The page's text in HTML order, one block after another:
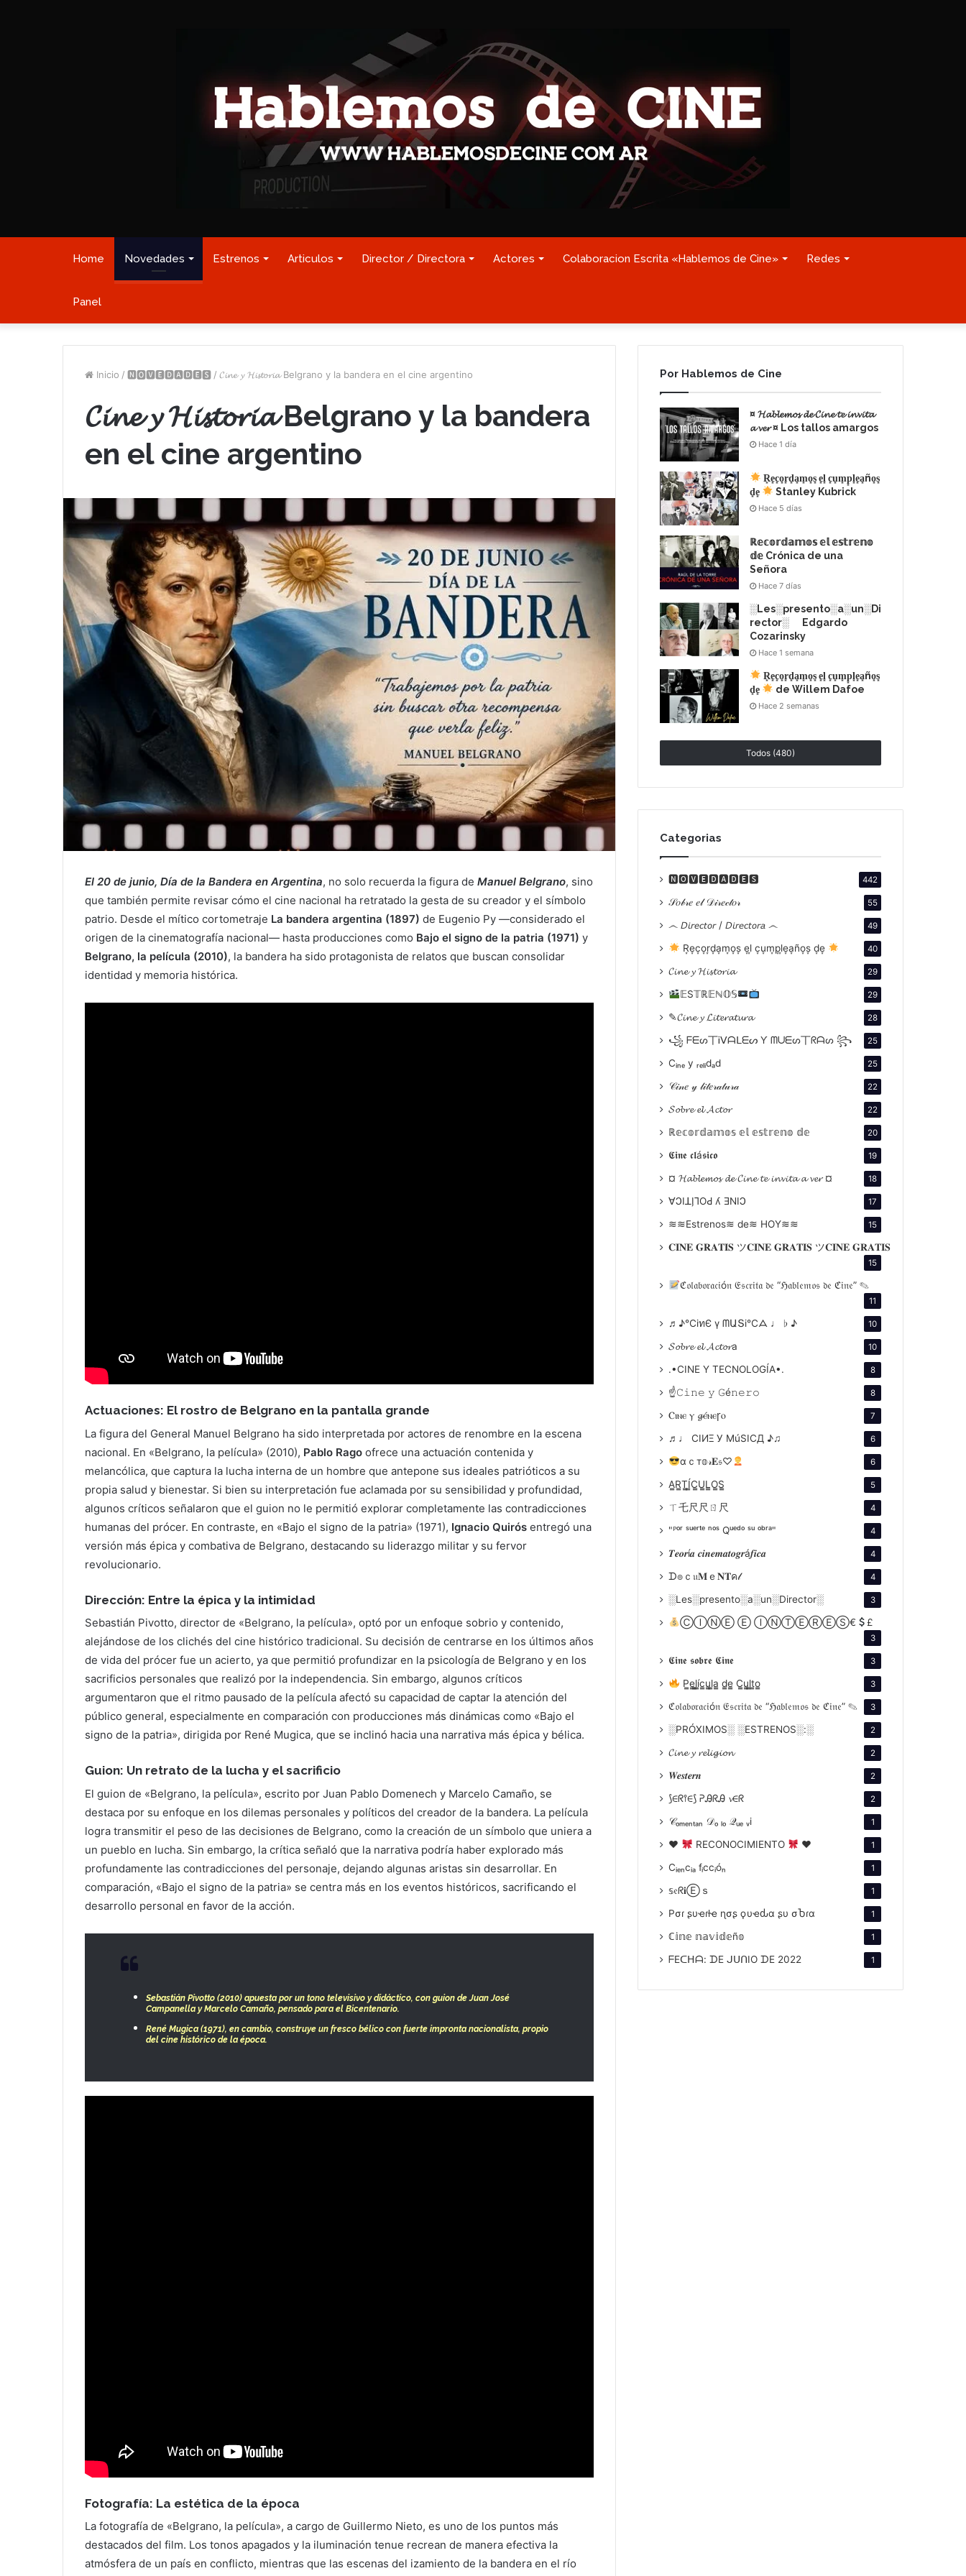
Home Novedades Estrenos Articulos Director / Directora Actores Colaboracion Escrita «Hablemos de Cine» Redes
Panel
Inicio / 🅽🅾🆅🅴🅳🅰🅳🅴🆂 / 𝓒𝓲𝓷𝓮 𝔂 𝓗𝓲𝓼𝓽𝓸𝓻𝓲𝓪 Belgrano y la bandera en el cine argentino
𝓒𝓲𝓷𝓮 𝔂 𝓗𝓲𝓼𝓽𝓸𝓻𝓲𝓪 Belgrano y la bandera
en el cine argentino
El 20 de junio, Día de la Bandera en Argentina, no solo recuerda la figura de Manuel Belgrano, sino
que también permite revisar cómo el cine nacional ha retratado la gesta de su creador y el símbolo
patrio. Desde el mítico cortometraje La bandera argentina (1897) de Eugenio Py —considerado el
origen de la cinematografía nacional— hasta producciones como Bajo el signo de la patria (1971) y
Belgrano, la película (2010), la bandera ha sido protagonista de relatos que buscan consolidar
identidad y memoria histórica.
Actuaciones: El rostro de Belgrano en la pantalla grande
La figura del General Manuel Belgrano ha sido interpretada por actores de renombre en la escena
nacional. En «Belgrano, la película» (2010), Pablo Rago ofrece una actuación contenida y
melancólica, que captura la lucha interna de un hombre que antepone sus ideales patrióticos a su
propia salud y bienestar. Si bien su interpretación fue aclamada por su sensibilidad y profundidad,
algunos críticos señalaron que el guion no le permitió explorar completamente las contradicciones
humanas del prócer. En contraste, en «Bajo el signo de la patria» (1971), Ignacio Quirós entregó una
versión más épica y combativa de Belgrano, destacando su liderazgo militar y su fervor
revolucionario.
Dirección: Entre la épica y la intimidad
Sebastián Pivotto, director de «Belgrano, la película», optó por un enfoque sobrio y contenido,
alejándose de los clichés del cine histórico tradicional. Su decisión de centrarse en los últimos años
de vida del prócer fue un acierto, ya que permitió profundizar en la psicología de Belgrano y en los
sacrificios personales que realizó por la independencia. Sin embargo, algunos críticos
argumentaron que el ritmo pausado de la película afectó su capacidad de captar la atención del
público general, especialmente en comparación con producciones más dinámicas como «Bajo el
signo de la patria», dirigida por René Mugica, que se inclinó hacia una narrativa más épica y bélica.
Guion: Un retrato de la lucha y el sacrificio
El guion de «Belgrano, la película», escrito por Juan Pablo Domenech y Marcelo Camaño, se
destaca por su enfoque en los dilemas personales y políticos del creador de la bandera. La película
logra transmitir el peso de las decisiones de Belgrano, como la creación de un símbolo que uniera a
un pueblo en lucha. Sin embargo, la crítica señaló que la narrativa podría haber explorado más
profundamente las contradicciones del personaje, dejando algunas aristas sin desarrollar. En
comparación, «Bajo el signo de la patria» se centra más en los eventos históricos, sacrificando el
desarrollo personal en favor de la acción.
Sebastián Pivotto (2010) apuesta por un tono televisivo y didáctico, con guion de Juan José
Campanella y Marcelo Camaño, pensado para el Bicentenario.
René Mugica (1971), en cambio, construye un fresco bélico con fuerte impronta nacionalista, propio
del cine histórico de la época.
Fotografía: La estética de la época
La fotografía de «Belgrano, la película», a cargo de Guillermo Nieto, es uno de los puntos más
destacados del film. Los tonos apagados y la iluminación tenue recrean de manera efectiva la
atmósfera de un país en conflicto, mientras que las escenas del izamiento de la bandera en el río
Por Hablemos de Cine
¤ 𝓗𝓪𝓫𝓵𝓮𝓶𝓸𝓼 𝓭𝓮 𝓒𝓲𝓷𝓮 𝓽𝓮 𝓲𝓷𝓿𝓲𝓽𝓪
𝓪 𝓿𝓮𝓻 ¤ Los tallos amargos
Hace 1 día
R͙e͙c͙o͙r͙d͙a͙m͙o͙s͙ e͙l͙ c͙u͙m͙p͙l͙e͙a͙ño͙s͙
d͙e͙
Stanley Kubrick
Hace 5 días
ℝ𝕖𝕔𝕠𝕣𝕕𝕒𝕞𝕠𝕤 𝕖𝕝 𝕖𝕤𝕥𝕣𝕖𝕟𝕠
𝕕𝕖 Crónica de una
Señora
Hace 7 días
░Les░presento░a░un░Di
rector░ Edgardo
Cozarinsky
Hace 1 semana
R͙e͙c͙o͙r͙d͙a͙m͙o͙s͙ e͙l͙ c͙u͙m͙p͙l͙e͙a͙ño͙s͙
d͙e͙
de Willem Dafoe
Hace 2 semanas
Todos (480)
Categorias
🅽🅾🆅🅴🅳🅰🅳🅴🆂 442
𝒮𝑜𝒷𝓇𝑒 𝑒𝓁 𝒟𝒾𝓇𝑒𝒸𝓉𝑜𝓇 55
෴ 𝘋𝘪𝘳𝘦𝘤𝘵𝘰𝘳 / 𝘋𝘪𝘳𝘦𝘤𝘵𝘰𝘳𝘢 ෴ 49
R͙e͙c͙o͙r͙d͙a͙m͙o͙s͙ e͙l͙ c͙u͙m͙p͙l͙e͙a͙ño͙s͙ d͙e͙ 40
𝓒𝓲𝓷𝓮 𝔂 𝓗𝓲𝓼𝓽𝓸𝓻𝓲𝓪 29
𝔼S𝕋ℝ𝔼ℕ𝕆𝕊 29
✎𝓒𝓲𝓷𝓮 𝔂 𝓛𝓲𝓽𝓮𝓻𝓪𝓽𝓾𝓻𝓪 28
꧁ ᖴᗴᔕ丅Ꭵᐯᗩᒪᗴᔕ Ƴ ᗰᑌᗴᔕ丅ᖇᗩᔕ ꧂ 25
Cᵢₙₑ y ᵣₑₗᵢdₐd 25
𝒞𝒾𝓃𝑒 𝓎 𝓁𝒾𝓉𝑒𝓇𝒶𝓉𝓊𝓇𝒶 22
𝓢𝓸𝓫𝓻𝓮 𝓮𝓵 𝓐𝓬𝓽𝓸𝓻 22
ℝ𝕖𝕔𝕠𝕣𝕕𝕒𝕞𝕠𝕤 𝕖𝕝 𝕖𝕤𝕥𝕣𝕖𝕟𝕠 𝕕𝕖 20
𝕮𝖎𝖓𝖊 𝖈𝖑á𝖘𝖎𝖈𝖔 19
¤ 𝓗𝓪𝓫𝓵𝓮𝓶𝓸𝓼 𝓭𝓮 𝓒𝓲𝓷𝓮 𝓽𝓮 𝓲𝓷𝓿𝓲𝓽𝓪 𝓪 𝓿𝓮𝓻 ¤ 18
∀ϽIꓕI̗⅂OԀ ʎ ƎNIϽ 17
≋≋Estrenos≋ de≋ HOY≋≋ 15
𝐂𝐈𝐍𝐄 𝐆𝐑𝐀𝐓𝐈𝐒 ツ𝐂𝐈𝐍𝐄 𝐆𝐑𝐀𝐓𝐈𝐒 ツ𝐂𝐈𝐍𝐄 𝐆𝐑𝐀𝐓𝐈𝐒
15
ℭ𝔬𝔩𝔞𝔟𝔬𝔯𝔞𝔠𝔦ó𝔫 𝔈𝔰𝔠𝔯𝔦𝔱𝔞 𝔡𝔢 “ℌ𝔞𝔟𝔩𝔢𝔪𝔬𝔰 𝔡𝔢 ℭ𝔦𝔫𝔢” ✎
11
♬♪℃іทЄ ү ᗰԱՏі℃ᗋ ♩ ♭ ♪ 10
𝓢𝓸𝓫𝓻𝓮 𝓮𝓵 𝓐𝓬𝓽𝓸𝓻a 10
.•CINE Y TECNOLOGÍA•. 8
☝𝙲𝚒𝚗𝚎 𝚢 𝙶é𝚗𝚎𝚛𝚘 8
Ⲥⲓⲛⲉ ⲩ 𝓰ⲉ́ⲛⲉꞅⲟ 7
♬♩ CIИΞ У MúSICД ♪♫ 6
αｃт𝕠𝓇𝐄𝔰♡ 6
A̳R̳T̳Í̳C̳U̳L̳O̳S̳ 5
ㄒ乇尺尺ㄖ尺 4
"ᴾᵒʳ ˢᵘᵉʳᵗᵉ ⁿᵒˢ Qᵘᵉᵈᵒ ˢᵘ ᵒᵇʳᵃ" 4
𝑻𝒆𝒐𝒓í𝒂 𝒄𝒊𝒏𝒆𝒎𝒂𝒕𝒐𝒈𝒓á𝒇𝒊𝒄𝒂 4
ᗪ๏ｃ𝔲𝐌ｅ𝐍𝐓ค𝓁 4
░Les░presento░a░un░Director░ 3
ⒸⒾⓃⒺ Ⓔ ⒾⓃⓉⒺⓇⒺⓈ€ £
3
𝕮𝖎𝖓𝖊 𝖘𝖔𝖇𝖗𝖊 𝕮𝖎𝖓𝖊 3
P̳e̳l̳í̳c̳u̳l̳a̳ d̳e̳ C̳u̳l̳t̳o̳ 3
ℭ𝔬𝔩𝔞𝔟𝔬𝔯𝔞𝔠𝔦ó𝔫 𝔈𝔰𝔠𝔯𝔦𝔱𝔞 𝔡𝔢 “ℌ𝔞𝔟𝔩𝔢𝔪𝔬𝔰 𝔡𝔢 ℭ𝔦𝔫𝔢” ✎ 3
░PRÓXIMOS░ ░ESTRENOS░:░ 2
𝓒𝓲𝓷𝓮 𝔂 𝓻𝓮𝓵𝓲𝓰𝓲𝓸𝓷 2
𝑾𝒆𝒔𝒕𝒆𝒓𝒏 2
⟆∈ᖇ⫯∈⟆ ᕈᎯᖇᎯ 𝓿∈ᖇ 2
𝒞ₒₘₑₙₜₐₙ 𝒟ₒ ₗₒ 𝒬ᵤₑ ᵥi 1
♥ RECONOCIMIENTO ♥ 1
Cᵢₑₙcᵢₐ fᵢccᵢóₙ 1
𝕤𝔢ᖇ𝐢Ⓔｓ 1
Pσɾ ʂυҽɾƚҽ ɳσʂ ϙυҽԃα ʂυ σႦɾα 1
ℂ𝕚𝕟𝕖 𝕟𝕒𝕧𝕚𝕕𝕖ñ𝕠 1
ᖴEᑕᕼᗩ: ᗪE ᒍᑌᑎIO ᗪE 2022 1